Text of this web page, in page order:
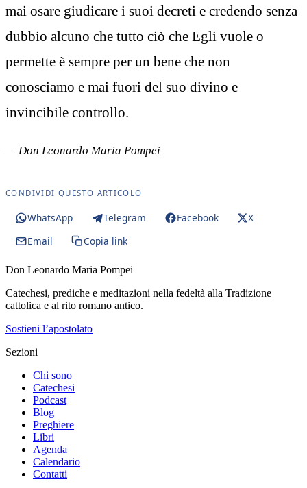
mai osare giudicare i suoi decreti e credendo senza
dubbio alcuno che tutto ciò che Egli vuole o
permette è sempre per un bene che non
conosciamo e mai fuori del suo divino e
invincibile controllo.
— Don Leonardo Maria Pompei
CONDIVIDI QUESTO ARTICOLO
WhatsApp Telegram Facebook
X
Email
Copia link
Don Leonardo Maria Pompei
Catechesi, prediche e meditazioni nella fedeltà alla Tradizione
cattolica e al rito romano antico.
Sostieni l’apostolato
Sezioni
Chi sono
Catechesi
Podcast
Blog
Preghiere
Libri
Agenda
Calendario
Contatti